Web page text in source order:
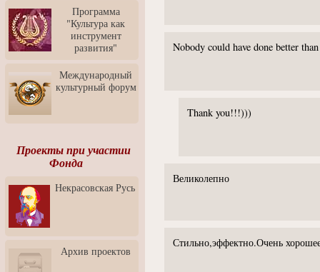
"Притяжение" в центре
ЛЕКСУС - ЯРОСЛАВЛЬ
Презентация выставки
Зураба Церетели
Пресс-конференция к
открытию выставки Зураба
Церетели
Фестиваль уличной
Отчётный концерт детского
театра танца "Задоринка"
Профессионалов - Эпизод
3: Обусловленности
человека и их влияние на
карьеру
скульптором Дмитрием
Тугариновым
Программа
"Культура как
инструмент
развития"
Международный
культурный форум
Проекты при участии
Фонда
Некрасовская Русь
Архив проектов
Nobody could have done better
Thank you!!!)))
Великолепно
Стильно,эффектно.Очень